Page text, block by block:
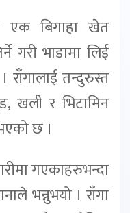
एक बिगाहा खेत
गरी भाडामा लिई
तन्दुरुस्त
खली र भिटामिन
छ ।
गएकाहरुभन्दा
भन्नुभयो । राँगा